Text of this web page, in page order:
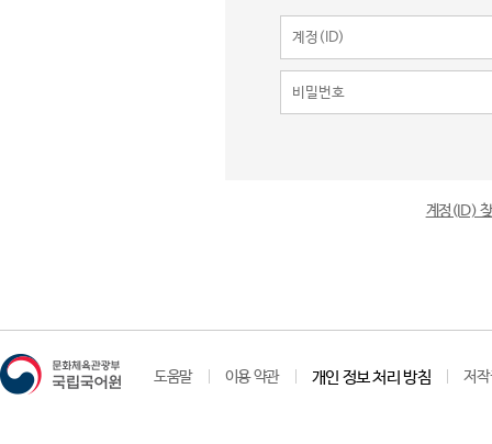
계정(ID)
도움말 이용 약관 개인 정보 처리 방침 저